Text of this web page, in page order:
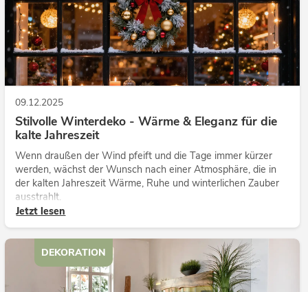
09.12.2025
Stilvolle Winterdeko - Wärme & Eleganz für die
kalte Jahreszeit
Wenn draußen der Wind pfeift und die Tage immer kürzer
werden, wächst der Wunsch nach einer Atmosphäre, die in
der kalten Jahreszeit Wärme, Ruhe und winterlichen Zauber
ausstrahlt.
Jetzt lesen
DEKORATION